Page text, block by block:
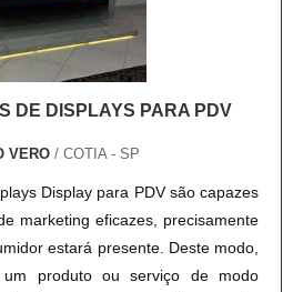
DE DISPLAYS PARA PDV
VERO/ COTIA - SP
Display para PDV são capazes
marketing eficazes, precisamente
estará presente. Deste modo,
produto ou serviço de modo